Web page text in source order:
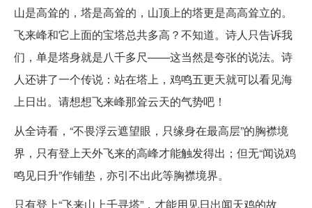
山是高耸的，塔是高耸的，山顶上的塔更是高高耸立的。
飞来峰和它上面的宝塔总共多高？不知道。诗人只告诉我
们，单是塔身就是八千多尺——这当然是夸张的说法。诗
人还讲了一个传说：站在塔上，鸡鸣五更天就可以看见海
上日出。请想想飞来峰那耸云天的气势吧！
从全诗看，“不畏浮云遮望眼，只缘身在最高层”的胸襟境
界，只有登上天外飞来的高峰才能触发得出；但无“闻说鸡
鸣见日升”作铺垫，亦引不出此等胸襟境界。
只有登上“飞来山上千寻塔”，才能用见日出闻天鸡的故